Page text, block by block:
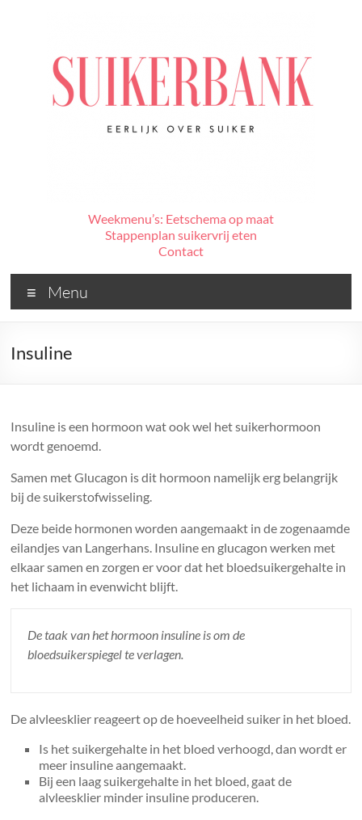
wilt
suiker
Weekmenu’s: Eetschema op maat
Stappenplan suikervrij eten
Contact
Menu
Insuline
Insuline is een hormoon wat ook wel het suikerhormoon
wordt genoemd.
Samen met Glucagon is dit hormoon namelijk erg belangrijk
bij de suikerstofwisseling.
Deze beide hormonen worden aangemaakt in de zogenaamde
eilandjes van Langerhans. Insuline en glucagon werken met
elkaar samen en zorgen er voor dat het bloedsuikergehalte in
het lichaam in evenwicht blijft.
De taak van het hormoon insuline is om de
bloedsuikerspiegel te verlagen.
De alvleesklier reageert op de hoeveelheid suiker in het bloed.
Is het suikergehalte in het bloed verhoogd, dan wordt er
meer insuline aangemaakt.
Bij een laag suikergehalte in het bloed, gaat de
alvleesklier minder insuline produceren.